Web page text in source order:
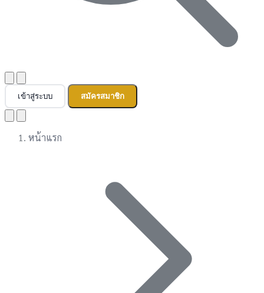
เข้าสู่ระบบ สมัครสมาชิก
หน้าแรก